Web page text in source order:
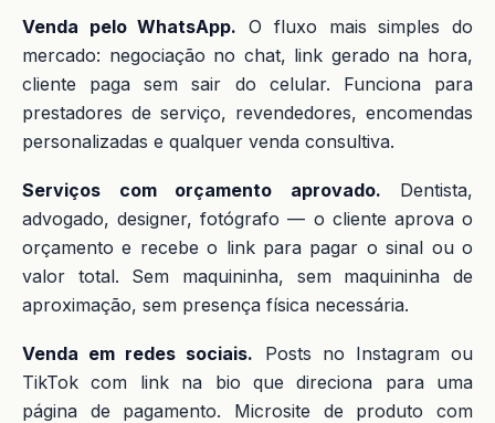
Venda pelo WhatsApp. O fluxo mais simples do
mercado: negociação no chat, link gerado na hora,
cliente paga sem sair do celular. Funciona para
prestadores de serviço, revendedores, encomendas
personalizadas e qualquer venda consultiva.
Serviços com orçamento aprovado. Dentista,
advogado, designer, fotógrafo — o cliente aprova o
orçamento e recebe o link para pagar o sinal ou o
valor total. Sem maquininha, sem maquininha de
aproximação, sem presença física necessária.
Venda em redes sociais. Posts no Instagram ou
TikTok com link na bio que direciona para uma
página de pagamento. Microsite de produto com